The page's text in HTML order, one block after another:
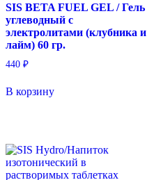
SIS BETA FUEL GEL / Гель
углеводный с
электролитами (клубника и
лайм) 60 гр.
440 ₽
В корзину